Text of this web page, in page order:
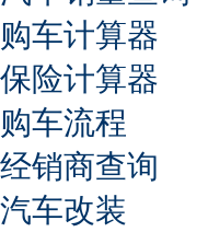
购车计算器
保险计算器
购车流程
经销商查询
汽车改装